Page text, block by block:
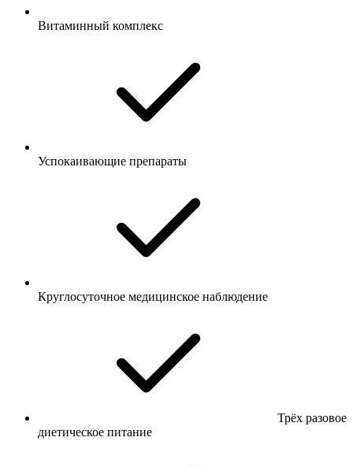
Витаминный комплекс
Успокаивающие препараты
Круглосуточное медицинское наблюдение
Трёх разовое
диетическое питание